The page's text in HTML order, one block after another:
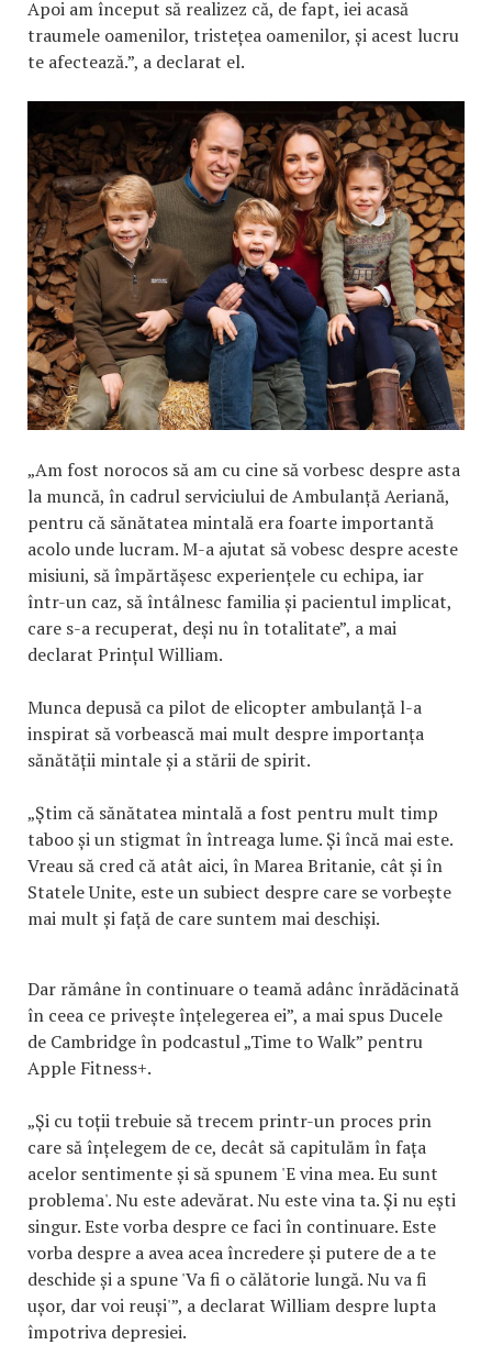
Apoi am început să realizez că, de fapt, iei acasă
traumele oamenilor, tristețea oamenilor, și acest lucru
te afectează.”, a declarat el.
„Am fost norocos să am cu cine să vorbesc despre asta
la muncă, în cadrul serviciului de Ambulanță Aeriană,
pentru că sănătatea mintală era foarte importantă
acolo unde lucram. M-a ajutat să vobesc despre aceste
misiuni, să împărtășesc experiențele cu echipa, iar
într-un caz, să întâlnesc familia și pacientul implicat,
care s-a recuperat, deși nu în totalitate”, a mai
declarat Prințul William.
Munca depusă ca pilot de elicopter ambulanță l-a
inspirat să vorbească mai mult despre importanța
sănătății mintale și a stării de spirit.
„Știm că sănătatea mintală a fost pentru mult timp
taboo și un stigmat în întreaga lume. Și încă mai este.
Vreau să cred că atât aici, în Marea Britanie, cât și în
Statele Unite, este un subiect despre care se vorbește
mai mult și față de care suntem mai deschiși.
Dar rămâne în continuare o teamă adânc înrădăcinată
în ceea ce privește înțelegerea ei”, a mai spus Ducele
de Cambridge în podcastul „Time to Walk” pentru
Apple Fitness+.
„Și cu toții trebuie să trecem printr-un proces prin
care să înțelegem de ce, decât să capitulăm în fața
acelor sentimente și să spunem 'E vina mea. Eu sunt
problema'. Nu este adevărat. Nu este vina ta. Și nu ești
singur. Este vorba despre ce faci în continuare. Este
vorba despre a avea acea încredere și putere de a te
deschide și a spune 'Va fi o călătorie lungă. Nu va fi
ușor, dar voi reuși'”, a declarat William despre lupta
împotriva depresiei.